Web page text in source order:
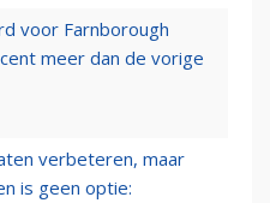
voor Farnborough
meer dan de vorige
verbeteren, maar
is geen optie: